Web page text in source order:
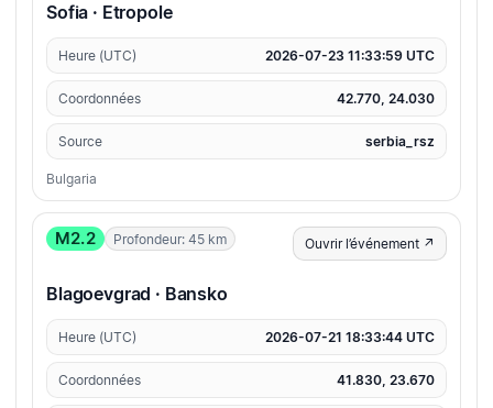
Sofia · Etropole
Heure (UTC) 2026-07-23 11:33:59 UTC
Coordonnées 42.770, 24.030
Source serbia_rsz
Bulgaria
M2.2 Profondeur: 45 km Ouvrir l’événement ↗
Blagoevgrad · Bansko
Heure (UTC) 2026-07-21 18:33:44 UTC
Coordonnées 41.830, 23.670